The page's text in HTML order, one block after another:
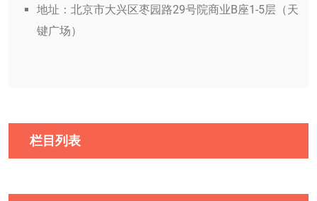
地址：北京市大兴区枣园路29号院商业B座1-5层（天
键广场）
栏目列表